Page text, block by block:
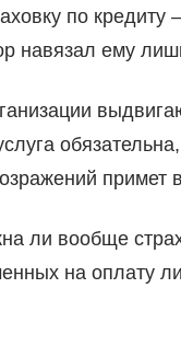
по
навязал ему
примет
ли вообще
на оплату